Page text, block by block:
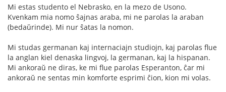
Mi estas studento el Nebrasko, en la mezo de Usono.
Kvenkam mia nomo ŝajnas araba, mi ne parolas la araban
(bedaŭrinde). Mi nur ŝatas la nomon.
Mi studas germanan kaj internaciajn studiojn, kaj parolas flue
la anglan kiel denaska lingvoj, la germanan, kaj la hispanan.
Mi ankoraŭ ne diras, ke mi flue parolas Esperanton, ĉar mi
ankoraŭ ne sentas min komforte esprimi ĉion, kion mi volas.